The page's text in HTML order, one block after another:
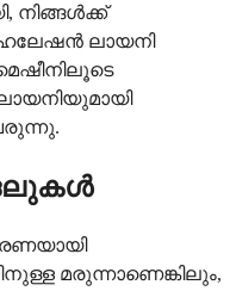
നിങ്ങൾക്ക്
ലായനി
മരുന്നാണെങ്കിലും,